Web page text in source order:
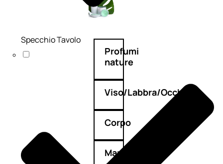
Profumi
nature
Viso/Labbra/Occhi
Corpo
Mani
Specchio Tavolo